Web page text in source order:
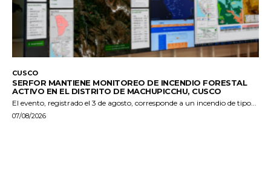
CUSCO
SERFOR MANTIENE MONITOREO DE INCENDIO FORESTAL
ACTIVO EN EL DISTRITO DE MACHUPICCHU, CUSCO
El evento, registrado el 3 de agosto, corresponde a un incendio de tipo...
07/08/2026